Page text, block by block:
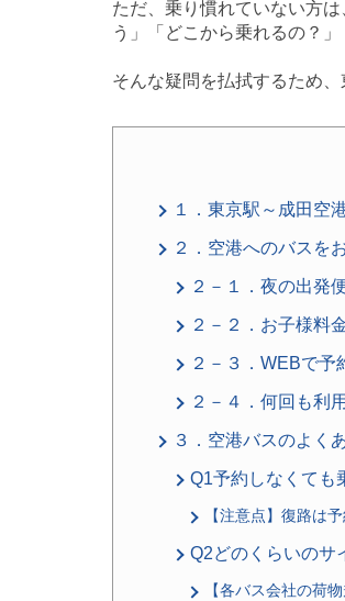
ただ、乗り慣れていない方
う」「どこから乗れるの？
そんな疑問を払拭するため
１．東京駅～成田空
２．空港へのバスを
２－１．夜の出発
２－２．お子様料
２－３．WEBで予
２－４．何回も利
３．空港バスのよく
Q1予約しなくて
【注意点】復路は
Q2どのくらいのサ
【各バス会社の荷